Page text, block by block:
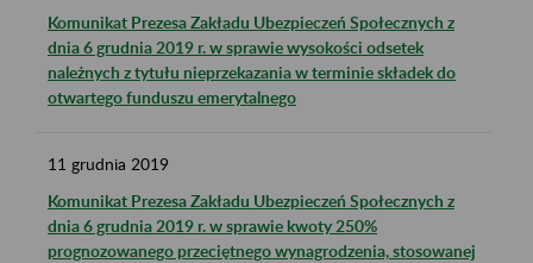
Komunikat Prezesa Zakładu Ubezpieczeń Społecznych z
dnia 6 grudnia 2019 r. w sprawie wysokości odsetek
należnych z tytułu nieprzekazania w terminie składek do
otwartego funduszu emerytalnego
11 grudnia 2019
Komunikat Prezesa Zakładu Ubezpieczeń Społecznych z
dnia 6 grudnia 2019 r. w sprawie kwoty 250%
prognozowanego przeciętnego wynagrodzenia, stosowanej